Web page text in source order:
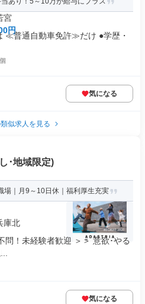
宮
円
≪普通自動車免許≫だけ ●学歴・
気になる
似求人を見る
･地域限定)
場｜月9～10日休｜福利厚生充実
庫北
問！未経験者歓迎 ＞＞ 意欲･やる
気になる